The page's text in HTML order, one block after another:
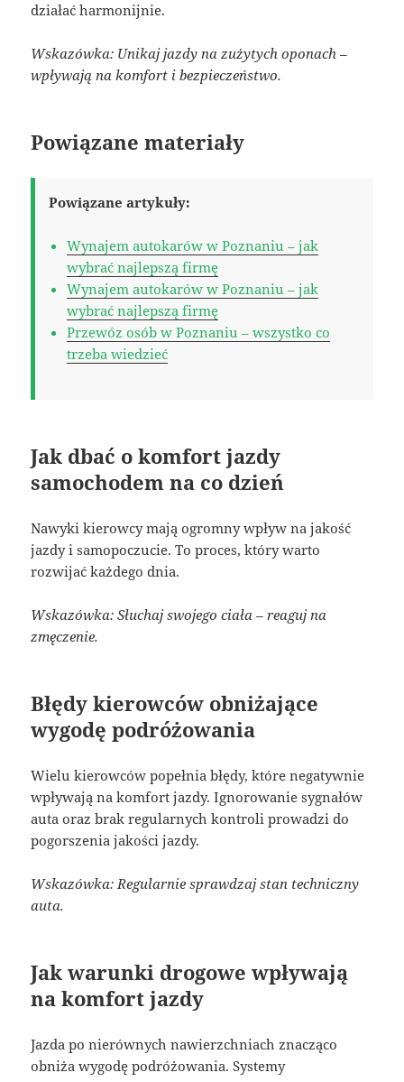
działać harmonijnie.
Wskazówka: Unikaj jazdy na zużytych oponach –
wpływają na komfort i bezpieczeństwo.
Powiązane materiały
Powiązane artykuły:
Wynajem autokarów w Poznaniu – jak
wybrać najlepszą firmę
Wynajem autokarów w Poznaniu – jak
wybrać najlepszą firmę
Przewóz osób w Poznaniu – wszystko co
trzeba wiedzieć
Jak dbać o komfort jazdy
samochodem na co dzień
Nawyki kierowcy mają ogromny wpływ na jakość
jazdy i samopoczucie. To proces, który warto
rozwijać każdego dnia.
Wskazówka: Słuchaj swojego ciała – reaguj na
zmęczenie.
Błędy kierowców obniżające
wygodę podróżowania
Wielu kierowców popełnia błędy, które negatywnie
wpływają na komfort jazdy. Ignorowanie sygnałów
auta oraz brak regularnych kontroli prowadzi do
pogorszenia jakości jazdy.
Wskazówka: Regularnie sprawdzaj stan techniczny
auta.
Jak warunki drogowe wpływają
na komfort jazdy
Jazda po nierównych nawierzchniach znacząco
obniża wygodę podróżowania. Systemy